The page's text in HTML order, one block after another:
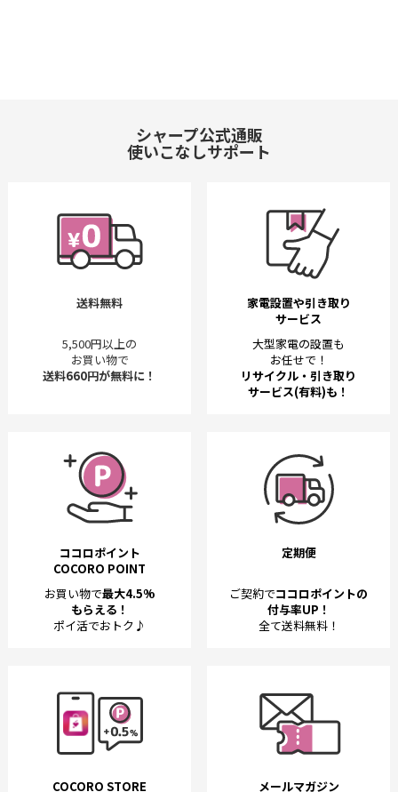
シャープ公式通販
使いこなしサポート
送料無料
5,500円以上の
お買い物で
送料660円が無料に！
家電設置や引き取り
サービス
大型家電の設置も
お任せで！
リサイクル・引き取り
サービス(有料)も！
ココロポイント
COCORO POINT
お買い物で最大4.5%
もらえる！
ポイ活でおトク♪
定期便
ご契約でココロポイントの
付与率UP！
全て送料無料！
COCORO STORE メールマガジン